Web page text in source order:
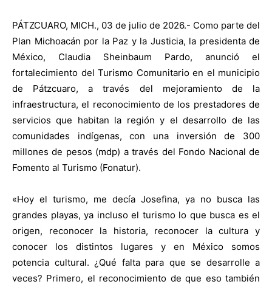
PÁTZCUARO, MICH., 03 de julio de 2026.- Como parte del
Plan Michoacán por la Paz y la Justicia, la presidenta de
México, Claudia Sheinbaum Pardo, anunció el
fortalecimiento del Turismo Comunitario en el municipio
de Pátzcuaro, a través del mejoramiento de la
infraestructura, el reconocimiento de los prestadores de
servicios que habitan la región y el desarrollo de las
comunidades indígenas, con una inversión de 300
millones de pesos (mdp) a través del Fondo Nacional de
Fomento al Turismo (Fonatur).
«Hoy el turismo, me decía Josefina, ya no busca las
grandes playas, ya incluso el turismo lo que busca es el
origen, reconocer la historia, reconocer la cultura y
conocer los distintos lugares y en México somos
potencia cultural. ¿Qué falta para que se desarrolle a
veces? Primero, el reconocimiento de que eso también